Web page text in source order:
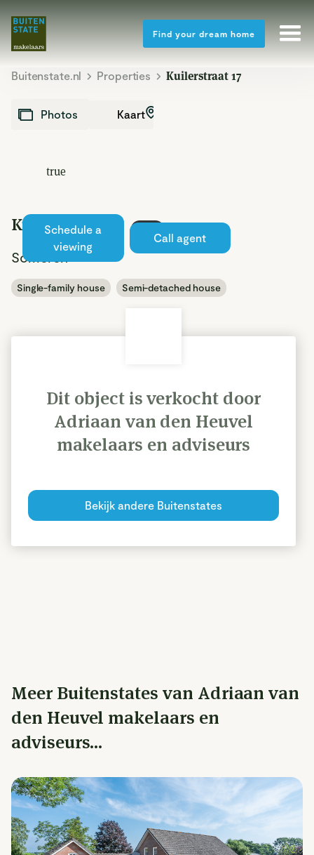
Find your dream home
Buitenstate.nl Properties Kuilerstraat 17
Photos Kaart
true
Schedule a
viewing
Call agent
Kuilerstraat 17
Someren
Single-family house Semi-detached house
Dit object is verkocht door
Adriaan van den Heuvel
makelaars en adviseurs
Bekijk andere Buitenstates
Meer Buitenstates van Adriaan van
den Heuvel makelaars en
adviseurs...